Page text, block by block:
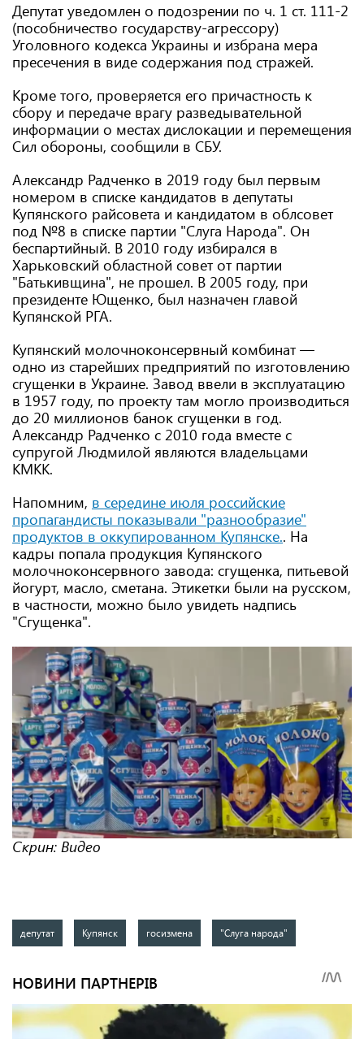
Депутат уведомлен о подозрении по ч. 1 ст. 111-2
(пособничество государству-агрессору)
Уголовного кодекса Украины и избрана мера
пресечения в виде содержания под стражей.
Кроме того, проверяется его причастность к
сбору и передаче врагу разведывательной
информации о местах дислокации и перемещения
Сил обороны, сообщили в СБУ.
Александр Радченко в 2019 году был первым
номером в списке кандидатов в депутаты
Купянского райсовета и кандидатом в облсовет
под №8 в списке партии "Слуга Народа". Он
беспартийный. В 2010 году избирался в
Харьковский областной совет от партии
"Батькивщина", не прошел. В 2005 году, при
президенте Ющенко, был назначен главой
Купянской РГА.
Купянский молочноконсервный комбинат —
одно из старейших предприятий по изготовлению
сгущенки в Украине. Завод ввели в эксплуатацию
в 1957 году, по проекту там могло производиться
до 20 миллионов банок сгущенки в год.
Александр Радченко с 2010 года вместе с
супругой Людмилой являются владельцами
КМКК.
Напомним, в середине июля российские
пропагандисты показывали "разнообразие"
продуктов в оккупированном Купянске.. На
кадры попала продукция Купянского
молочноконсервного завода: сгущенка, питьевой
йогурт, масло, сметана. Этикетки были на русском,
в частности, можно было увидеть надпись
"Сгущенка".
Скрин: Видео
депутат Купянск госизмена "Слуга народа"